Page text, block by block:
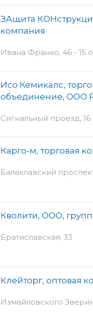
ЗАщита
компания
Ивана Франко, 46 - 15
Исо Кемикалс,
объединение, ООО
Сигнальный проезд, 16
Карго-м, торговая
Балаклавский
Кволити, ООО,
Братиславская, 33
Клейторг, оптовая
Измайловского